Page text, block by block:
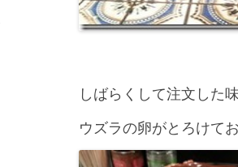
しばらくして注文した
ウズラの卵がとろけて